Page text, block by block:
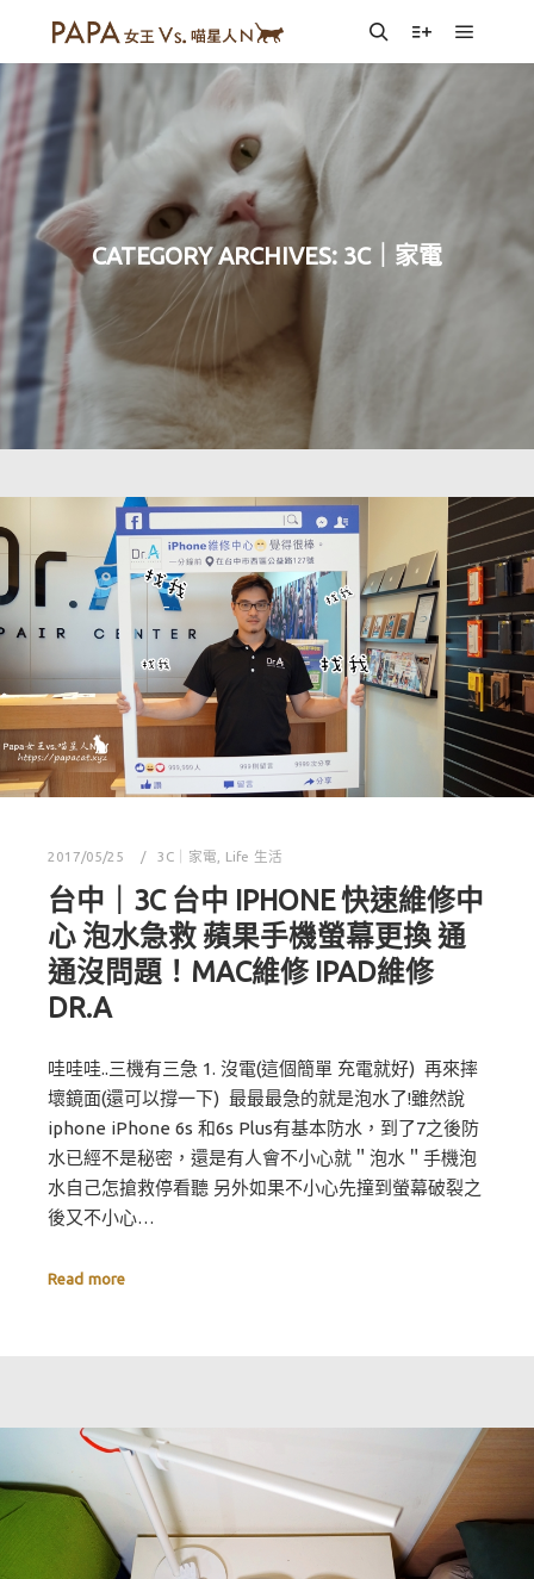
SearchMore info
Main
CATEGORY ARCHIVES: 3C｜家電
2017/05/25 3C｜家電 Life 生活
台中｜3C 台中 IPHONE 快速維修中
心 泡水急救 蘋果手機螢幕更換 通
通沒問題！MAC維修 IPAD維修
DR.A
哇哇哇..三機有三急 1. 沒電(這個簡單 充電就好) 再來摔
壞鏡面(還可以撐一下) 最最最急的就是泡水了!雖然說
iphone iPhone 6s 和6s Plus有基本防水，到了7之後防
水已經不是秘密，還是有人會不小心就＂泡水＂手機泡
水自己怎搶救停看聽 另外如果不小心先撞到螢幕破裂之
後又不小心…
Read more